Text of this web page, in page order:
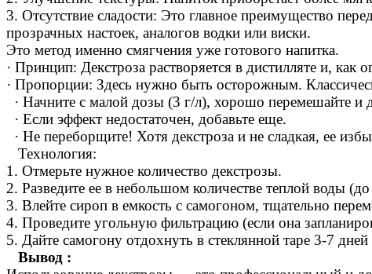
3. Отсутствие сладости: Это главное преимущество
прозрачных настоек, аналогов водки или виски.
Это метод именно смягчения уже готового напитка.
· Принцип: Декстроза растворяется в дистилляте и,
· Пропорции: Здесь нужно быть осторожным.
· Начните с малой дозы (3 г/л), хорошо перемешайте и
· Если эффект недостаточен, добавьте еще.
· Не переборщите! Хотя декстроза и не сладкая, ее
Технология:
1. Отмерьте нужное количество декстрозы.
2. Разведите ее в небольшом количестве теплой воды
3. Влейте сироп в емкость с самогоном, тщательно
4. Проведите угольную фильтрацию (если она
5. Дайте самогону отдохнуть в стеклянной таре 3-7 дней
Вывод :